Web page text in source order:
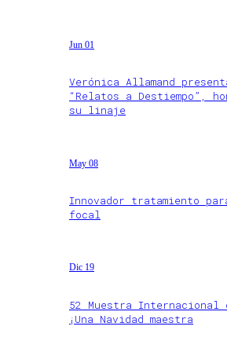
Jun 01
Verónica Allamand
“Relatos a Destiempo”,
su linaje
May 08
Innovador tratamiento
focal
Dic 19
52 Muestra Internacional
¡Una Navidad maestra